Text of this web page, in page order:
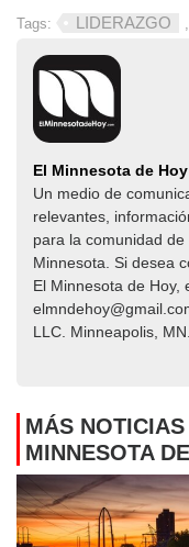
Tags: LIDERAZGO
El Minnesota de Hoy
Un medio de
relevantes,
para la comunidad
Minnesota. Si desea
El Minnesota de Hoy,
LLC. Minneapolis,
MÁS
MINNESOTA